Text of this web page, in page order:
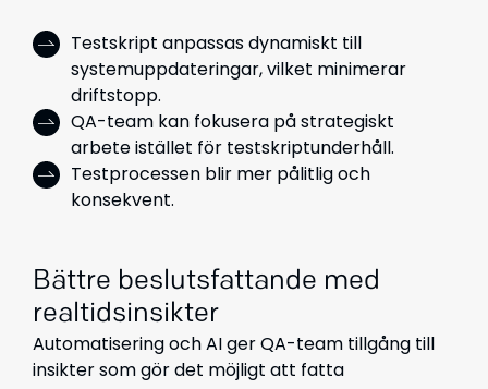
Testskript anpassas dynamiskt till
systemuppdateringar, vilket minimerar
driftstopp.
QA-team kan fokusera på strategiskt
arbete istället för testskriptunderhåll.
Testprocessen blir mer pålitlig och
konsekvent.
Bättre beslutsfattande med
realtidsinsikter
Automatisering och AI ger QA-team tillgång till
insikter som gör det möjligt att fatta